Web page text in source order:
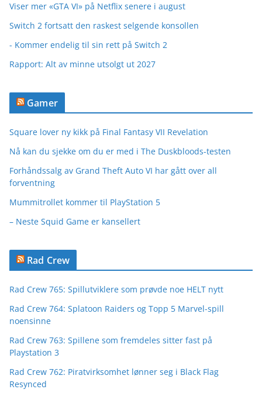
Viser mer «GTA VI» på Netflix senere i august
Switch 2 fortsatt den raskest selgende konsollen
- Kommer endelig til sin rett på Switch 2
Rapport: Alt av minne utsolgt ut 2027
Gamer
Square lover ny kikk på Final Fantasy VII Revelation
Nå kan du sjekke om du er med i The Duskbloods-testen
Forhåndssalg av Grand Theft Auto VI har gått over all
forventning
Mummitrollet kommer til PlayStation 5
– Neste Squid Game er kansellert
Rad Crew
Rad Crew 765: Spillutviklere som prøvde noe HELT nytt
Rad Crew 764: Splatoon Raiders og Topp 5 Marvel-spill
noensinne
Rad Crew 763: Spillene som fremdeles sitter fast på
Playstation 3
Rad Crew 762: Piratvirksomhet lønner seg i Black Flag
Resynced